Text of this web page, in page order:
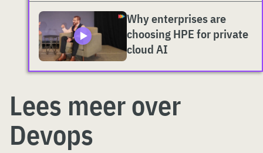
Why enterprises are
choosing HPE for private
cloud AI
Lees meer over
Devops